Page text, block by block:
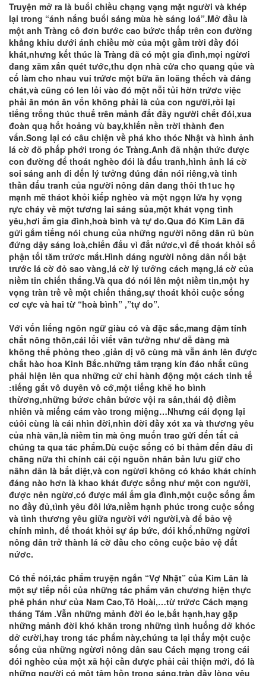
Truyện mở ra là buổi chiều chạng vạng mặt người và khép
lại trong “ánh nắng buổi sáng mùa hè sáng loá”.Mở đầu là
một anh Tràng cô đơn bước cao bứơc thấp trên con đường
khẳng khiu dưới ánh chiều mờ của một gầm trời đầy đói
khát,nhưng kết thúc là Tràng đã có một gia đình,mọi ngừơi
đang xăm xắn quét tước,thu dọn nhà cửa cho quang qủe và
cố làm cho nhau vui trứơc một bữa ăn loãng thếch và đáng
chát,và cũng có len lỏi vào đó một nỗi tủi hờn trứơc việc
phải ăn món ăn vốn không phải là của con người,rồi lại
tiếng trống thúc thuế trên mảnh đất đầy người chết đói,xua
đoàn quạ hốt hoảng vù bay,khiến nền trời thành đen
vẩn.Song lại có câu chiện về phá kho thóc Nhật và hình ảnh
lá cờ đõ phấp phới trong óc Tràng.Anh đã nhận thức được
con đường để thoát nghèo đói là đấu tranh,hình ảnh lá cờ
soi sáng anh đi đến lý tưởng đúng đắn nói riêng,và tinh
thần đấu tranh của người nông dân đang thôi th1uc họ
mạnh mẽ tháot khỏi kiếp nghèo và một ngọn lửa hy vọng
rực cháy về một tương lai sáng sủa,một khát vọng tình
yêu,hơi ấm gia đình,hoà bình và tự do.Qua đó Kim Lân đã
gửi gắm tiếng nói chung của những người nông dân rũ bùn
đứng dậy sáng loà,chiến đấu vì đất nứơc,vì để thoát khỏi số
phận tối tăm trứơc mắt.Hình dáng người nông dân nổi bật
trước lá cờ đỏ sao vàng,lá cờ lý tưởng cách mạng,lá cờ của
niềm tin chiến thắng.Và qua đó nói lên một niềm tin,một hy
vọng tràn trề về một chiến thắng,sự thoát khỏi cuộc sống
cơ cực và hai từ “hoà bình” ,”tự do”.
Với vốn liếng ngôn ngữ giàu có và đặc sắc,mang đậm tính
chất nông thôn,cái lối viết văn tưởng như dễ dàng mà
không thể phỏng theo ,giản dị vô cùng mà vẫn ánh lên được
chất hào hoa Kinh Bắc.những tâm trạng kín đáo nhất cũng
phải hiện lên qua những cử chỉ hành động một cách tinh tế
:tiếng gắt vô duyên vô cớ,một tiếng khẽ ho bình
thừơng,những bứơc chân bứơc vội ra sân,thái độ điềm
nhiên và miếng cám vào trong miệng…Nhưng cái đọng lại
cúôi cùng là cái nhìn đời,nhìn đời đầy xót xa và thương yêu
của nhà văn,là niềm tin mà ông muốn trao gửi đến tất cả
chúng ta qua tác phẩm.Dù cuộc sống có bi thảm đến đâu đi
chăng nữa thì chính cái cội nguồn nhân bản lưu giữ cho
nâhn dân là bất diệt,và con ngừơi không có kháo khát chính
đáng nào hơn là khao khát được sống như một con người,
được nên ngừơ,có được mái ấm gia đình,một cuộc sống ấm
no đầy đủ,tình yêu đôi lứa,niềm hạnh phúc trong cuộc sống
và tình thương yêu giữa người với người,và để bảo vệ
chính mình, để thoát khỏi sự áp bức, đói khổ,những ngừơi
nông dân trở thành lá cờ đầu cho công cuộc bảo vệ đất
nứơc.
Có thể nói,tác phẩm truyện ngắn “Vợ Nhặt” của Kim Lân là
một sự tiếp nối của những tác phẩm văn chương hiện thực
phê phán như của Nam Cao,Tô Hoài,…từ trứơc Cách mạng
tháng Tám .Vẫn những mảnh đời éo le,bất hạnh,hay gặp
những mảnh đời khó khăn trong những tình huống dở khóc
dở cười,hay trong tác phẩm này,chúng ta lại thấy một cuộc
sống của những ngừơi nông dân sau Cách mạng trong cái
đói nghèo của một xã hội cần được phải cải thiện mới, đó là
những người có một tâm hồn trong sáng,tràn đầy lòng yêu